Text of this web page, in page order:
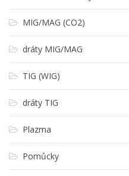
MIG/MAG (CO2)
dráty MIG/MAG
TIG (WIG)
dráty TIG
Plazma
Pomůcky